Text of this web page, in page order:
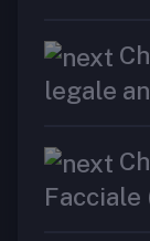
legale
Facciale